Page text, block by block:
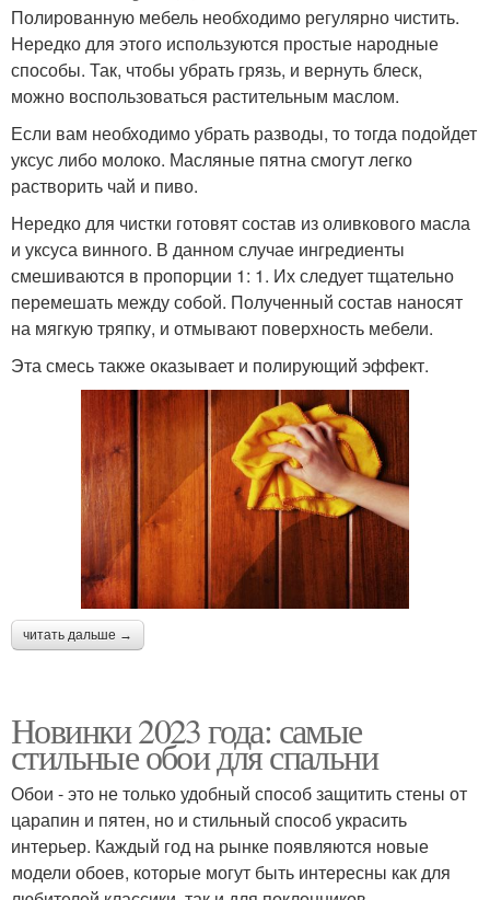
Полированную мебель необходимо регулярно чистить.
Нередко для этого используются простые народные
способы. Так, чтобы убрать грязь, и вернуть блеск,
можно воспользоваться растительным маслом.
Если вам необходимо убрать разводы, то тогда подойдет
уксус либо молоко. Масляные пятна смогут легко
растворить чай и пиво.
Нередко для чистки готовят состав из оливкового масла
и уксуса винного. В данном случае ингредиенты
смешиваются в пропорции 1: 1. Их следует тщательно
перемешать между собой. Полученный состав наносят
на мягкую тряпку, и отмывают поверхность мебели.
Эта смесь также оказывает и полирующий эффект.
читать дальше →
Новинки 2023 года: самые
стильные обои для спальни
Обои - это не только удобный способ защитить стены от
царапин и пятен, но и стильный способ украсить
интерьер. Каждый год на рынке появляются новые
модели обоев, которые могут быть интересны как для